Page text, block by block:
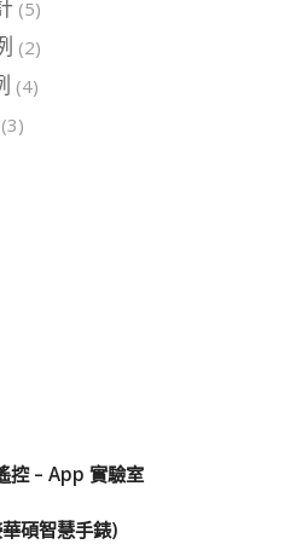
(5)
(2)
(4)
(3)
控 – App 實驗室
碩智慧手錶)